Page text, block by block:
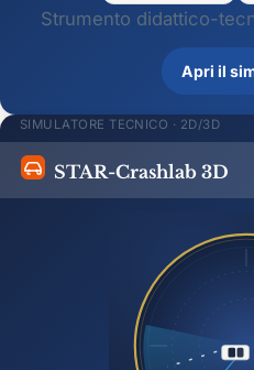
Strumento didattico-
Apri il
SIMULATORE TECNICO · 2D/3D
STAR-Crashlab 3D